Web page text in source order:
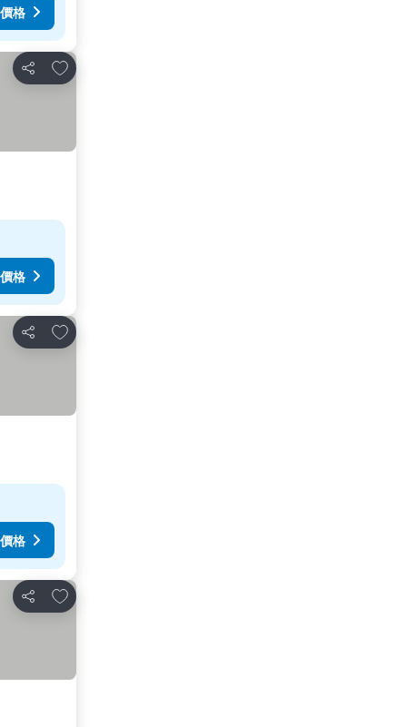
格
分享
放到收藏夾
格
分享
放到收藏夾
格
分享
放到收藏夾